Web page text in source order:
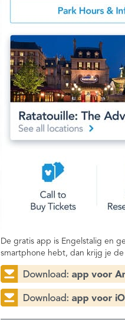
De gratis app is Engelstalig en
smartphone hebt, dan krijg je